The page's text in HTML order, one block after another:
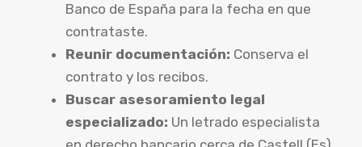
Banco de España para la fecha en que
contrataste.
Reunir documentación: Conserva el
contrato y los recibos.
Buscar asesoramiento legal
especializado: Un letrado especialista